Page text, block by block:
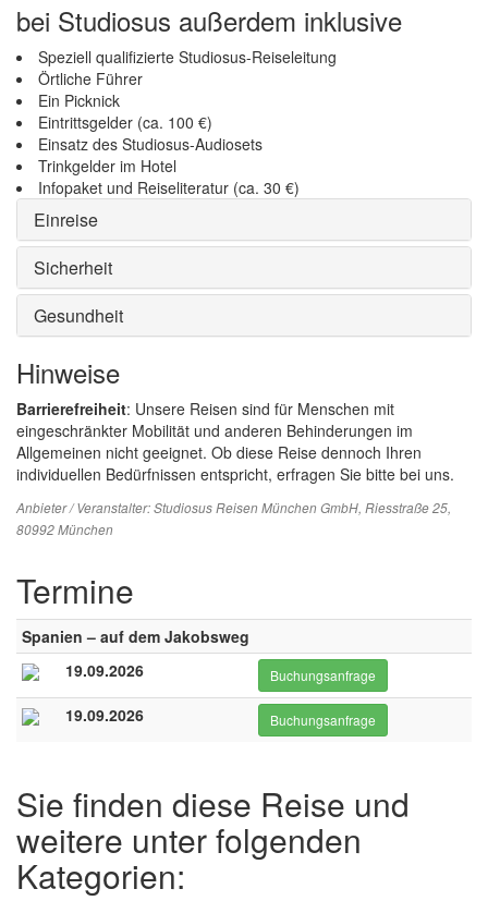
bei Studiosus außerdem inklusive
Speziell qualifizierte Studiosus-Reiseleitung
Örtliche Führer
Ein Picknick
Eintrittsgelder (ca. 100 €)
Einsatz des Studiosus-Audiosets
Trinkgelder im Hotel
Infopaket und Reiseliteratur (ca. 30 €)
Einreise
Sicherheit
Gesundheit
Hinweise
Barrierefreiheit: Unsere Reisen sind für Menschen mit
eingeschränkter Mobilität und anderen Behinderungen im
Allgemeinen nicht geeignet. Ob diese Reise dennoch Ihren
individuellen Bedürfnissen entspricht, erfragen Sie bitte bei uns.
Anbieter / Veranstalter:Studiosus Reisen München GmbH, Riesstraße 25,
80992 München
Termine
Spanien – auf dem Jakobsweg
19.09.2026
Buchungsanfrage
19.09.2026 Buchungsanfrage
Sie finden diese Reise und
weitere unter folgenden
Kategorien: